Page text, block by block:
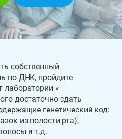
собственный
по ДНК, пройдите
лаборатории «
достаточно сдать
генетический код:
из полости рта),
и т.д.